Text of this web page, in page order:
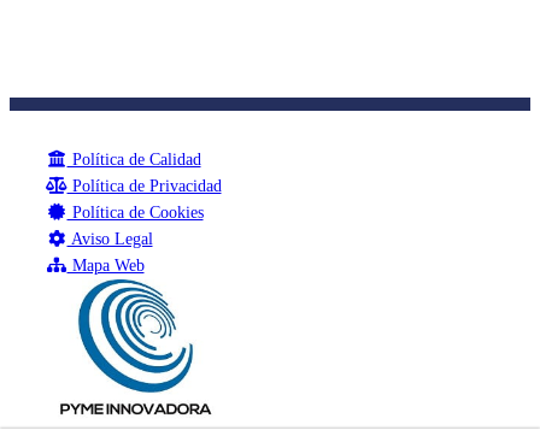
Política de Calidad
Política de Privacidad
Política de Cookies
Aviso Legal
Mapa Web